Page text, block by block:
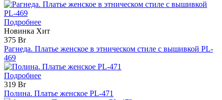
Подробнее
Новинка Хит
375 Br
Рагнеда. Платье женское в этническом стиле с вышивкой PL-
469
Подробнее
319 Br
Полина. Платье женское PL-471